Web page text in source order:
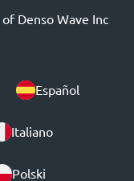
Denso Wave Inc
Español
Italiano
Polski